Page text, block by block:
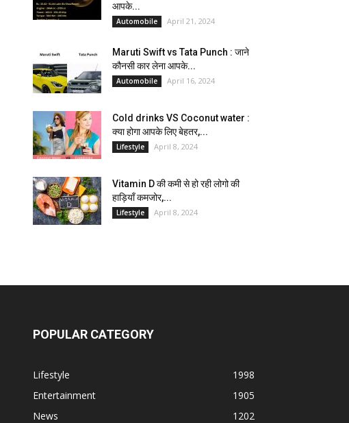
आपके...
Automobile April 21, 2024
Maruti Swift vs Tata Punch : जाने
कौनसी कार लेना आपके...
Automobile April 16, 2024
Cold drinks VS Coconut water :
क्या होगा आपके लिए बेहतर,...
Lifestyle April 8, 2024
Vitamin D की कमी से हो रही लोगो की
हाड़ियाँ कमजोर,...
Lifestyle April 8, 2024
POPULAR CATEGORY
Lifestyle
1998
Entertainment
1905
News
1202